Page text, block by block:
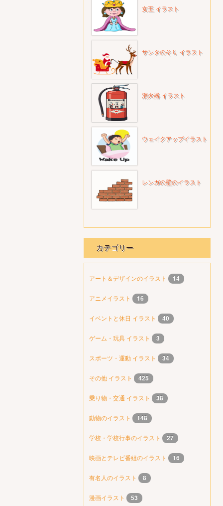
女王 イラスト
サンタのそり イラスト
消火器 イラスト
ウェイクアップイラスト
レンガの壁のイラスト
カテゴリー
アート＆デザインのイラスト 14
アニメイラスト 16
イベントと休日 イラスト 40
ゲーム・玩具 イラスト 3
スポーツ・運動 イラスト 34
その他 イラスト 425
乗り物・交通 イラスト 38
動物のイラスト 148
学校・学校行事のイラスト 27
映画とテレビ番組のイラスト 16
有名人のイラスト 8
漫画イラスト 53